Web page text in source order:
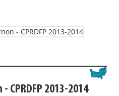
CPRDFP 2013-2014